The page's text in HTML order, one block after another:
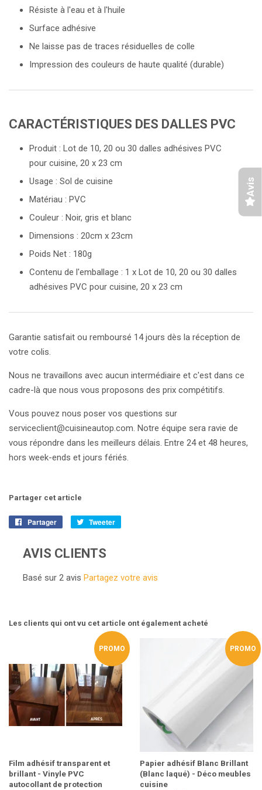
Résiste à l'eau et à l'huile
Surface adhésive
Ne laisse pas de traces résiduelles de colle
Impression des couleurs de haute qualité (durable)
CARACTÉRISTIQUES DES DALLES PVC
Produit : Lot de 10, 20 ou 30 dalles adhésives PVC
pour cuisine, 20 x 23 cm
Usage : Sol de cuisine
Matériau : PVC
Couleur : Noir, gris et blanc
Dimensions : 20cm x 23cm
Poids Net : 180g
Contenu de l'emballage : 1 x Lot de 10, 20 ou 30 dalles
adhésives PVC pour cuisine, 20 x 23 cm
Garantie satisfait ou remboursé 14 jours dès la réception de
votre colis.
Nous ne travaillons avec aucun intermédiaire et c'est dans ce
cadre-là que nous vous proposons des prix compétitifs.
Vous pouvez nous poser vos questions sur
serviceclient@cuisineautop.com. Notre équipe sera ravie de
vous répondre dans les meilleurs délais. Entre 24 et 48 heures,
hors week-ends et jours fériés.
Partager cet article
Partager
Partager
Facebook
Tweeter
AVIS CLIENTS
Basé sur 2 avis Partagez votre avis
Les clients qui ont vu cet article ont également acheté
PROMO
Film adhésif transparent et
brillant - Vinyle PVC
autocollant de protection
PROMO
Papier adhésif Blanc Brillant
(Blanc laqué) - Déco meubles
cuisine
Avis